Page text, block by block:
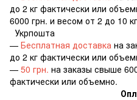
до 2 кг фактически или
6000 грн. и весом от 2 до 10
Укрпошта
— Бесплатная доставка на
до 2 кг фактически или
— 50 грн. на заказы свыше
фактически или объемно.